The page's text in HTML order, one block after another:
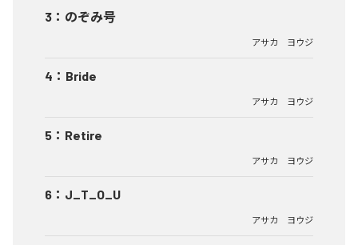
3 ： のぞみ号
アサカ ヨウジ
4 ： Bride
アサカ ヨウジ
5 ： Retire
アサカ ヨウジ
6 ： J_T_O_U
アサカ ヨウジ